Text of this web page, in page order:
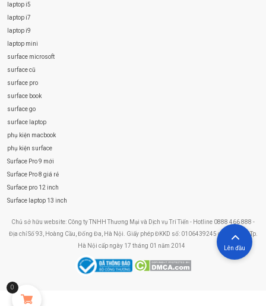
laptop i5
laptop i7
laptop i9
laptop mini
surface microsoft
surface cũ
surface pro
surface book
surface go
surface laptop
phụ kiện macbook
phụ kiện surface
Surface Pro 9 mới
Surface Pro 8 giá rẻ
Surface pro 12 inch
Surface laptop 13 inch
Chủ sở hữu website: Công ty TNHH Thương Mại và Dịch vụ Trí Tiến - Hotline 0888 466 888 -
Địa chỉ Số 93, Hoàng Cầu, Đống Đa, Hà Nội. Giấy phép ĐKKD số: 0106439245 do Sở KHĐT Tp.
Hà Nội cấp ngày 17 tháng 01 năm 2014
0
Lên đầu